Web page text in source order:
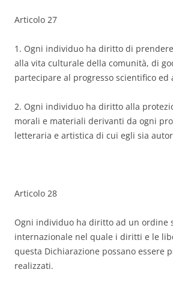
Articolo 27
1. Ogni individuo ha diritto di
alla vita culturale della comunità, di
partecipare al progresso scientifico ed
2. Ogni individuo ha diritto alla
morali e materiali derivanti da ogni
letteraria e artistica di cui egli sia
Articolo 28
Ogni individuo ha diritto ad un ordine
internazionale nel quale i diritti e le
questa Dichiarazione possano essere
realizzati.